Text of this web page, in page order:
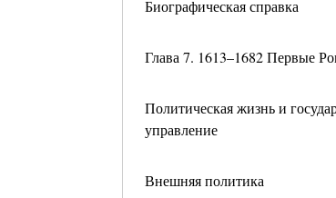
Биографическая справка
Глава 7. 1613–1682 Первые
Политическая жизнь и
управление
Внешняя политика